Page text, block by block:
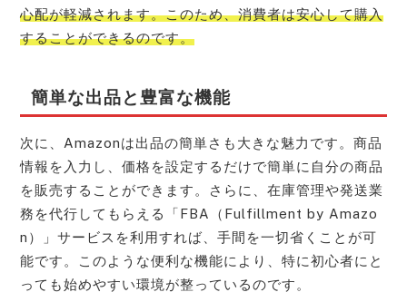
心配が軽減されます。このため、消費者は安心して購入
することができるのです。
簡単な出品と豊富な機能
次に、Amazonは出品の簡単さも大きな魅力です。商品
情報を入力し、価格を設定するだけで簡単に自分の商品
を販売することができます。さらに、在庫管理や発送業
務を代行してもらえる「FBA（Fulfillment by Amazo
n）」サービスを利用すれば、手間を一切省くことが可
能です。このような便利な機能により、特に初心者にと
っても始めやすい環境が整っているのです。